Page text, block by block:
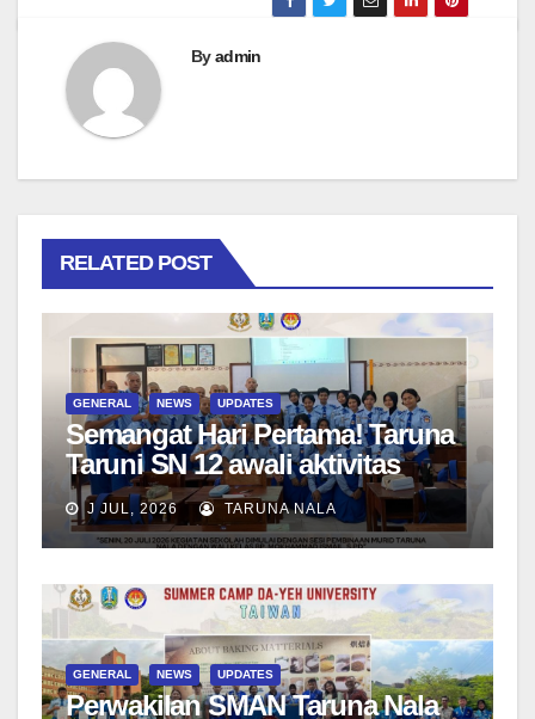
Byadmin
RELATED POST
GENERAL NEWS UPDATES
Semangat Hari Pertama! Taruna
Taruni SN 12 awali aktivitas
bersama Wali Kelas dan Tes
Asesmen Diagnostik
J JUL, 2026 TARUNA NALA
GENERAL NEWS UPDATES
Perwakilan SMAN Taruna Nala